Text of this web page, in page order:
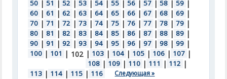
50 | 51 | 52 | 53 | 54 | 55 | 56 | 57 | 58 | 59 |
60 | 61 | 62 | 63 | 64 | 65 | 66 | 67 | 68 | 69 |
70 | 71 | 72 | 73 | 74 | 75 | 76 | 77 | 78 | 79 |
80 | 81 | 82 | 83 | 84 | 85 | 86 | 87 | 88 | 89 |
90 | 91 | 92 | 93 | 94 | 95 | 96 | 97 | 98 | 99 |
100 | 101 | 102 | 103 | 104 | 105 | 106 | 107 |
108 | 109 | 110 | 111 | 112 |
113 | 114 | 115 | 116 Следующая »